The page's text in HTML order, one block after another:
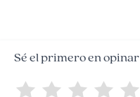
Sé el primero en opinar